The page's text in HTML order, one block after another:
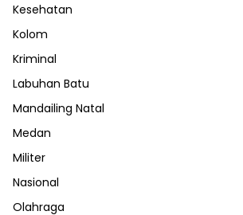
Kesehatan
Kolom
Kriminal
Labuhan Batu
Mandailing Natal
Medan
Militer
Nasional
Olahraga